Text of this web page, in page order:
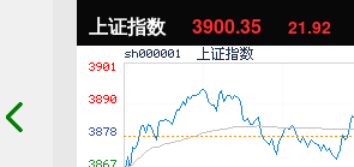
上证指数 3900.35 21.92